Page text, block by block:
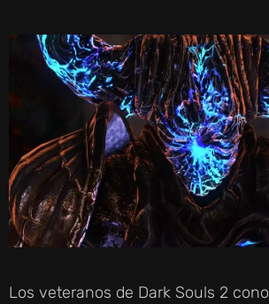
Los veteranos de Dark Souls 2